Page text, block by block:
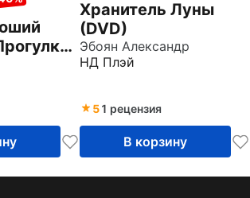
Хранитель Луны
(DVD)
Эбоян Александр
НД Плэй
51 рецензия
В корзину